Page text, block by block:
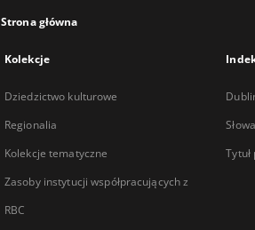
Strona główna
Kolekcje
Dziedzictwo kulturowe
Regionalia
Kolekcje tematyczne
Zasoby instytucji współpracujących z
RBC